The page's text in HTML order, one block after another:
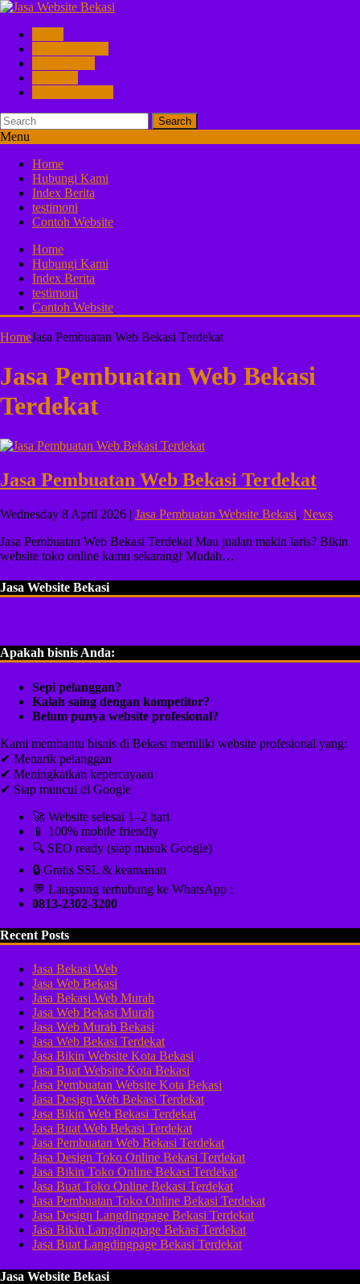
Search
Menu
Home
Hubungi Kami
Index Berita
testimoni
Contoh Website
Home
Hubungi Kami
Index Berita
testimoni
Contoh Website
HomeJasa Pembuatan Web Bekasi Terdekat
Jasa Pembuatan Web Bekasi
Terdekat
Jasa Pembuatan Web Bekasi Terdekat
Wednesday 8 April 2026 | Jasa Pembuatan Website Bekasi, News
Jasa Pembuatan Web Bekasi Terdekat Mau jualan makin laris? Bikin
website toko online kamu sekarang! Mudah…
Jasa Website Bekasi
Apakah bisnis Anda:
Sepi pelanggan?
Kalah saing dengan kompetitor?
Belum punya website profesional?
Kami membantu bisnis di Bekasi memiliki website profesional yang:
✔ Menarik pelanggan
✔ Meningkatkan kepercayaan
✔ Siap muncul di Google
🚀 Website selesai 1–2 hari
📱 100% mobile friendly
🔍 SEO ready (siap masuk Google)
🔒 Gratis SSL & keamanan
💬 Langsung terhubung ke WhatsApp :
0813-2302-3200
Recent Posts
Jasa Bekasi Web
Jasa Web Bekasi
Jasa Bekasi Web Murah
Jasa Web Bekasi Murah
Jasa Web Murah Bekasi
Jasa Web Bekasi Terdekat
Jasa Bikin Website Kota Bekasi
Jasa Buat Website Kota Bekasi
Jasa Pembuatan Website Kota Bekasi
Jasa Design Web Bekasi Terdekat
Jasa Bikin Web Bekasi Terdekat
Jasa Buat Web Bekasi Terdekat
Jasa Pembuatan Web Bekasi Terdekat
Jasa Design Toko Online Bekasi Terdekat
Jasa Bikin Toko Online Bekasi Terdekat
Jasa Buat Toko Online Bekasi Terdekat
Jasa Pembuatan Toko Online Bekasi Terdekat
Jasa Design Langdingpage Bekasi Terdekat
Jasa Bikin Langdingpage Bekasi Terdekat
Jasa Buat Langdingpage Bekasi Terdekat
Jasa Website Bekasi